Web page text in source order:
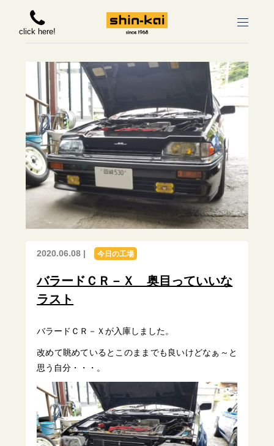
click here!
2020.06.08 | 今日の工場
バラードＣＲ－Ｘ 奥目っていいな
ラスト
バラードＣＲ－Ｘが入庫しました。
改めて眺めているとこのままでも良いけどなぁ～と
思う自分・・・。